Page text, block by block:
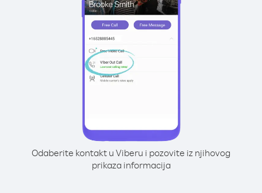
Odaberite kontakt u Viberu i pozovite iz njihovog
prikaza informacija